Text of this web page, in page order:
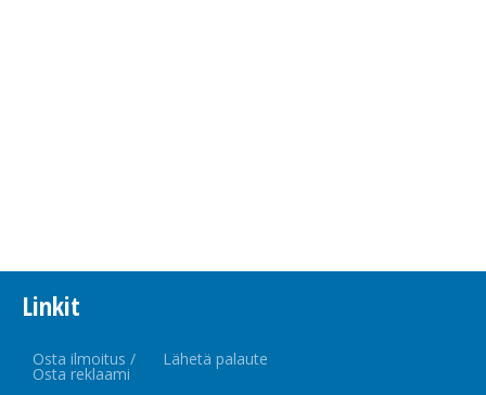
Linkit
Osta ilmoitus /
Osta reklaami
Lähetä palaute